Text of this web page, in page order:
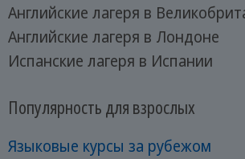
Английские лагеря в
Английские лагеря в Лондоне
Испанские лагеря в Испании
Популярность для взрослых
Языковые курсы за рубежом